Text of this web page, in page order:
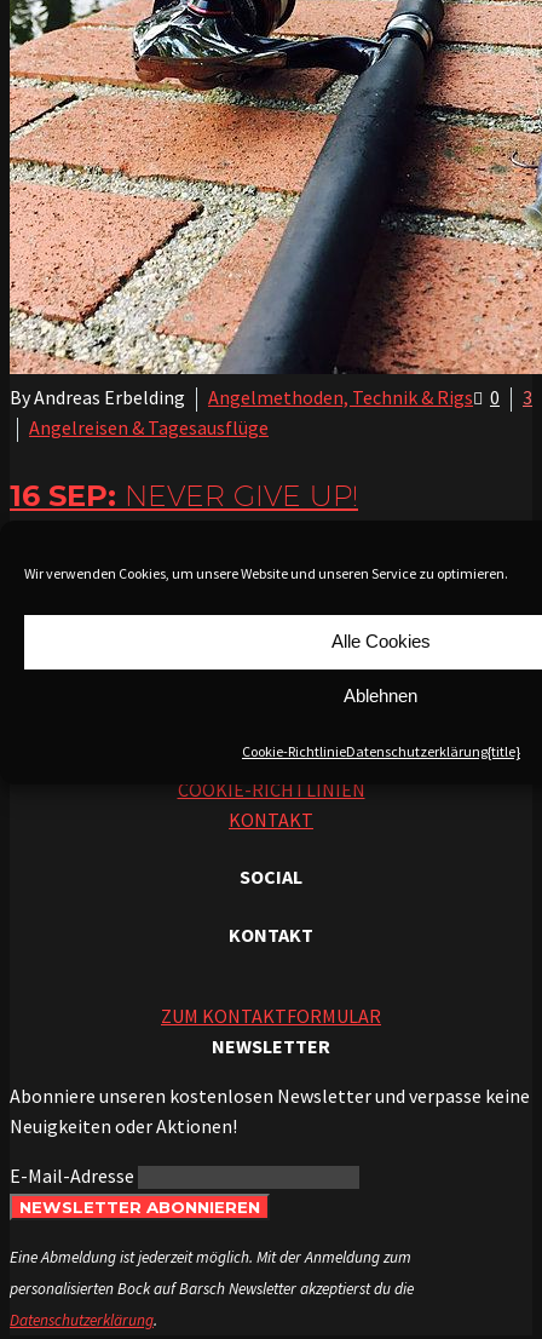
Wir verwenden Cookies, um unsere Website und unseren Service zu optimieren.
Alle Cookies
Ablehnen
Cookie-RichtlinieDatenschutzerklärung{title}
0 3
By Andreas Erbelding
Angelmethoden, Technik & Rigs
Angelreisen & Tagesausflüge
16 SEP: NEVER GIVE UP!
INFORMATIONEN UND RECHTLICHE HINWEISE
AGB
DATENSCHUTZERKLÄRUNG
ÜBER UNS
COOKIE-RICHTLINIEN
KONTAKT
SOCIAL
KONTAKT
ZUM KONTAKTFORMULAR
NEWSLETTER
Abonniere unseren kostenlosen Newsletter und verpasse keine
Neuigkeiten oder Aktionen!
E-Mail-Adresse
NEWSLETTER ABONNIEREN
Eine Abmeldung ist jederzeit möglich. Mit der Anmeldung zum
personalisierten Bock auf Barsch Newsletter akzeptierst du die
Datenschutzerklärung.